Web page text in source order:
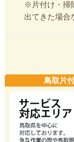
※片付け・掃
出てきた場合
鳥取片